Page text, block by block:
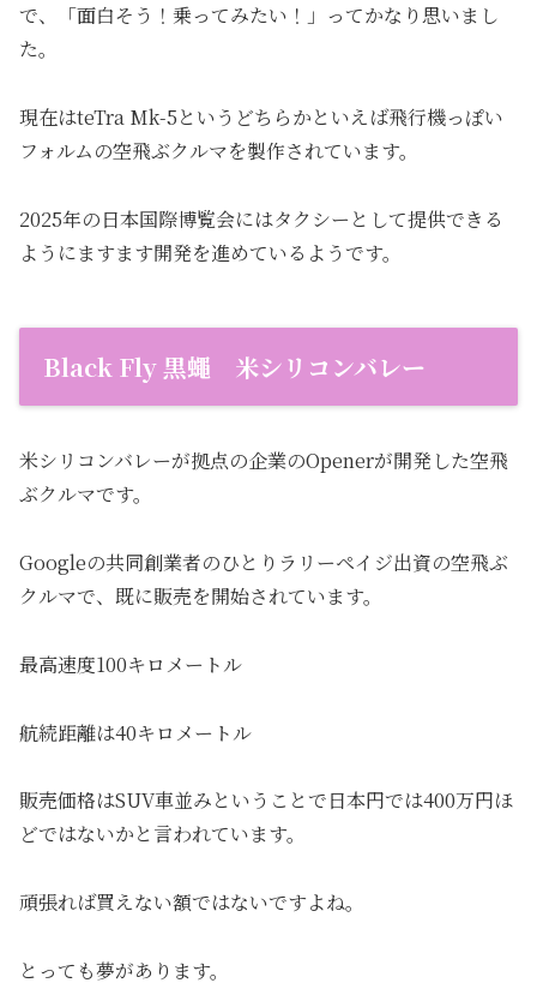
で、「面白そう！乗ってみたい！」ってかなり思いまし
た。
現在はteTra Mk-5というどちらかといえば飛行機っぽい
フォルムの空飛ぶクルマを製作されています。
2025年の日本国際博覧会にはタクシーとして提供できる
ようにますます開発を進めているようです。
Black Fly 黒蠅 米シリコンバレー
米シリコンバレーが拠点の企業のOpenerが開発した空飛
ぶクルマです。
Googleの共同創業者のひとりラリーペイジ出資の空飛ぶ
クルマで、既に販売を開始されています。
最高速度100キロメートル
航続距離は40キロメートル
販売価格はSUV車並みということで日本円では400万円ほ
どではないかと言われています。
頑張れば買えない額ではないですよね。
とっても夢があります。